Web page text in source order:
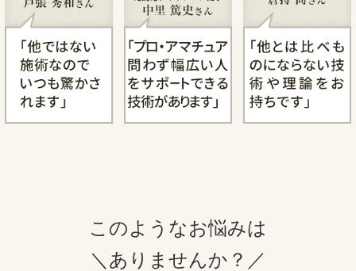
このようなお悩みは
＼ありませんか？／